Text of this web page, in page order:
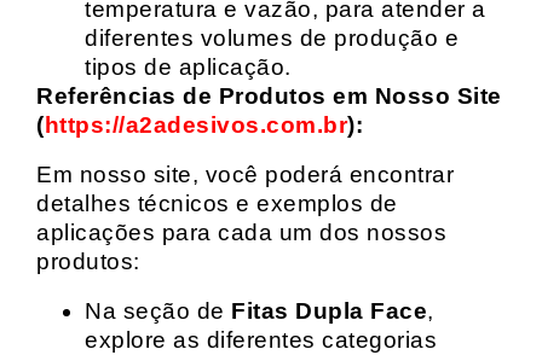
temperatura e vazão, para atender a
diferentes volumes de produção e
tipos de aplicação.
Referências de Produtos em Nosso Site
(https://a2adesivos.com.br):
Em nosso site, você poderá encontrar
detalhes técnicos e exemplos de
aplicações para cada um dos nossos
produtos:
Na seção de Fitas Dupla Face,
explore as diferentes categorias